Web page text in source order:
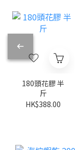
180頭花膠 半
斤
HK$388.00